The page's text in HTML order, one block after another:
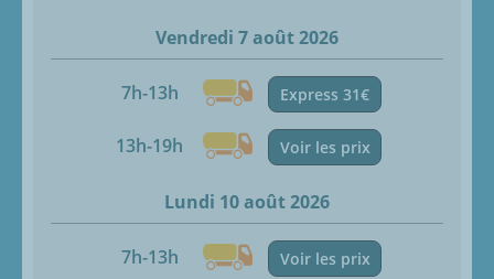
Vendredi 7 août 2026
7h-13h Express 31€
13h-19h Voir les prix
Lundi 10 août 2026
7h-13h Voir les prix